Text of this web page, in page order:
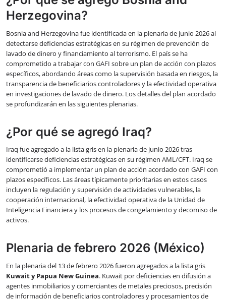
Herzegovina?
Bosnia and Herzegovina fue identificada en la plenaria de junio 2026 al
detectarse deficiencias estratégicas en su régimen de prevención de
lavado de dinero y financiamiento al terrorismo. El país se ha
comprometido a trabajar con GAFI sobre un plan de acción con plazos
específicos, abordando áreas como la supervisión basada en riesgos, la
transparencia de beneficiarios controladores y la efectividad operativa
en investigaciones de lavado de dinero. Los detalles del plan acordado
se profundizarán en las siguientes plenarias.
¿Por qué se agregó Iraq?
Iraq fue agregado a la lista gris en la plenaria de junio 2026 tras
identificarse deficiencias estratégicas en su régimen AML/CFT. Iraq se
comprometió a implementar un plan de acción acordado con GAFI con
plazos específicos. Las áreas típicamente prioritarias en estos casos
incluyen la regulación y supervisión de actividades vulnerables, la
cooperación internacional, la efectividad operativa de la Unidad de
Inteligencia Financiera y los procesos de congelamiento y decomiso de
activos.
Plenaria de febrero 2026 (México)
En la plenaria del 13 de febrero 2026 fueron agregados a la lista gris
Kuwait y Papua New Guinea. Kuwait por deficiencias en difusión a
agentes inmobiliarios y comerciantes de metales preciosos, precisión
de información de beneficiarios controladores y procesamientos de